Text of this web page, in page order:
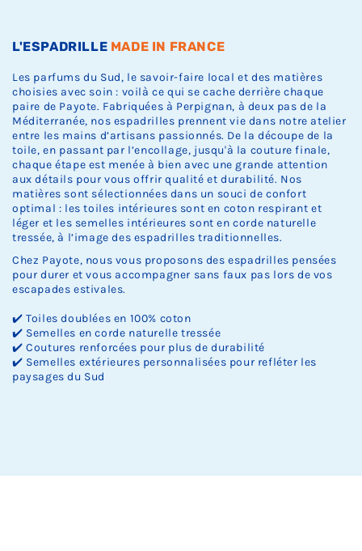
L'ESPADRILLE MADE IN FRANCE
Les parfums du Sud, le savoir-faire local et des matières
choisies avec soin : voilà ce qui se cache derrière chaque
paire de Payote. Fabriquées à Perpignan, à deux pas de la
Méditerranée, nos espadrilles prennent vie dans notre atelier
entre les mains d’artisans passionnés. De la découpe de la
toile, en passant par l’encollage, jusqu'à la couture finale,
chaque étape est menée à bien avec une grande attention
aux détails pour vous offrir qualité et durabilité. Nos
matières sont sélectionnées dans un souci de confort
optimal : les toiles intérieures sont en coton respirant et
léger et les semelles intérieures sont en corde naturelle
tressée, à l’image des espadrilles traditionnelles.
Chez Payote, nous vous proposons des espadrilles pensées
pour durer et vous accompagner sans faux pas lors de vos
escapades estivales.
✔️ Toiles doublées en 100% coton
✔️ Semelles en corde naturelle tressée
✔️ Coutures renforcées pour plus de durabilité
✔️ Semelles extérieures personnalisées pour refléter les
paysages du Sud